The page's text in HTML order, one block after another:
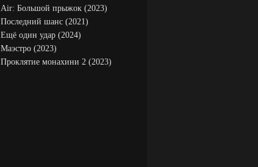
Air: Большой прыжок (2023)
Последний шанс (2021)
Ещё один удар (2024)
Маэстро (2023)
Проклятие монахини 2 (2023)